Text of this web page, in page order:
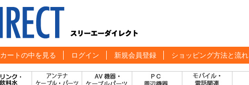
カートの中を見る ログイン 新規会員登録 ショッピング方法と流れ